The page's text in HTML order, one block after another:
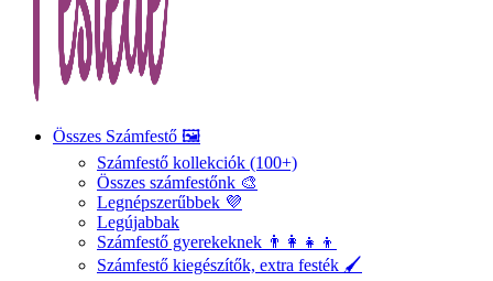
Összes Számfestő 🖼️
Számfestő kollekciók (100+)
Összes számfestőnk 🎨
Legnépszerűbbek 💜
Legújabbak
Számfestő gyerekeknek 👨‍👩‍👧‍👦
Számfestő kiegészítők, extra festék 🖌️